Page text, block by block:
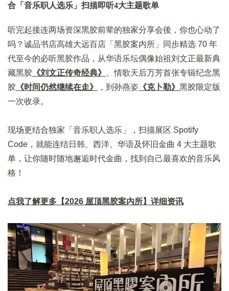
合「音乐职人选乐」扫描即听4大主题歌单
听完起接连两场资深黑胶前辈的独家分享会後，你也心动了
吗？诚品书店高雄大远百店「黑胶案内所」同步精选 70 年
代至今的必听黑胶作品，从华语乐坛偶像始祖刘文正最新典
藏黑胶 《刘文正传奇经典》
、情歌天后万芳首张专辑纪念黑
胶 《时间仍然继续在走》 ，到孙燕姿 《克卜勒》 黑胶限定版
一次收录。
现场更结合独家「音乐职人选乐」，扫描展区 Spotify
Code，就能连结日韩、西洋、华语及怀旧金曲 4 大主题歌
单，让你随时随地邂逅时代金曲，找到自己最喜欢的音乐风
格！
点我了解更多【2026 屋顶黑胶案内所】详细资讯